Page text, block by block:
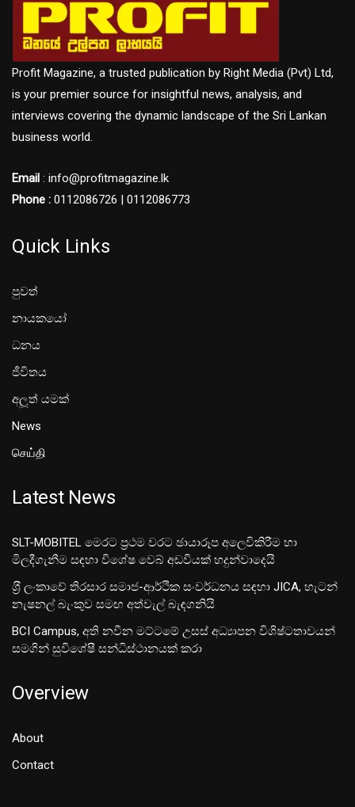
Profit Magazine, a trusted publication by Right Media (Pvt) Ltd,
is your premier source for insightful news, analysis, and
interviews covering the dynamic landscape of the Sri Lankan
business world.
Email : info@profitmagazine.lk
Phone : 0112086726 | 0112086773
Quick Links
පුවත්
නායකයෝ
ධනය
ජීවිතය
අලූත් යමක්
News
செய்தி
Latest News
SLT-MOBITEL මෙරට ප්‍රථම වරට ඡායාරූප අලෙවිකිරීම හා
මිලදීගැනීම සඳහා විශේෂ වෙබ් අඩවියක් හදුන්වාදෙයි
ශ‍්‍රී ලංකාවේ තිරසාර සමාජ-ආර්ථික සංවර්ධනය සඳහා JICA, හැටන්
නැෂනල් බැංකුව සමඟ අත්වැල් බැඳගනියි
BCI Campus, අති නවීන මට්ටමේ උසස් අධ්‍යාපන විශිෂ්ටතාවයන්
සමගින් සුවිශේෂී සන්ධිස්ථානයක් කරා
Overview
About
Contact